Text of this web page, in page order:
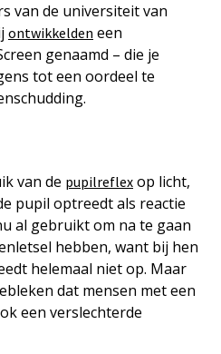
van de universiteit van
ontwikkelden een
genaamd – die je
tot een oordeel te
van de pupilreflex op licht,
pupil optreedt als reactie
al gebruikt om na te gaan
hebben, want bij hen
helemaal niet op. Maar
dat mensen met een
een verslechterde